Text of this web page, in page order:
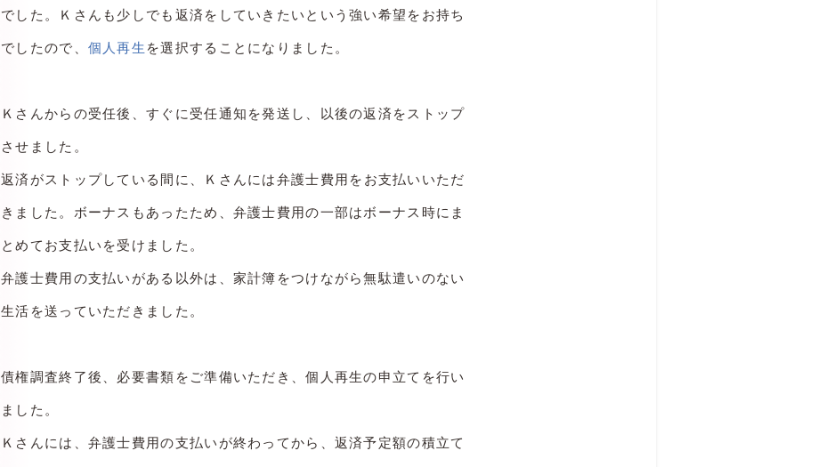
でした。Ｋさんも少しでも返済をしていきたいという強い希望をお持ち
でしたので、 個人再生 を選択することになりました。
Ｋさんからの受任後、すぐに受任通知を発送し、以後の返済をストップ
させました。
返済がストップしている間に、Ｋさ んには弁護士費用をお支払いいただ
きました。ボーナスもあったため、弁護士費用の一部はボーナス時にま
とめてお支払いを受けました。
弁護士費用の支払いがある以外は、家計簿をつけながら無駄遣いのない
生活を送っていただきました。
債権調査終了後、必要書類をご準備いただき、個人再生の申立てを行い
ました。
Ｋさんには、弁護士費用の支払いが終わってから、返済予定額の積立て